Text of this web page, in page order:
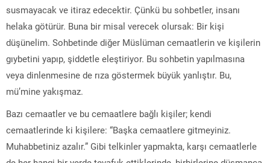
susmayacak ve itiraz edecektir. Çünkü bu sohbetler, insanı
helaka götürür. Buna bir misal verecek olursak: Bir kişi
düşünelim. Sohbetinde diğer Müslüman cemaatlerin ve kişilerin
gıybetini yapıp, şiddetle eleştiriyor. Bu sohbetin yapılmasına
veya dinlenmesine de rıza göstermek büyük yanlıştır. Bu,
mü’mine yakışmaz.
Bazı cemaatler ve bu cemaatlere bağlı kişiler; kendi
cemaatlerinde ki kişilere: “Başka cemaatlere gitmeyiniz.
Muhabbetiniz azalır.” Gibi telkinler yapmakta, karşı cemaatlerle